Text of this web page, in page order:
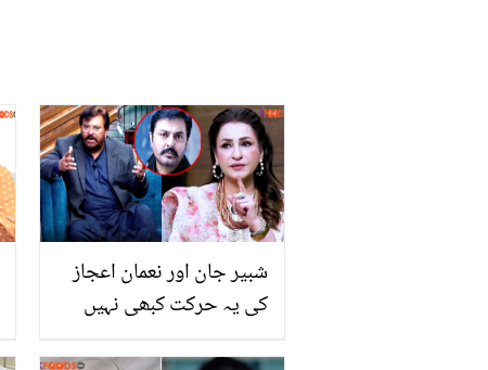
شبیر جان اور نعمان اعجاز
کی یہ حرکت کبھی نہیں